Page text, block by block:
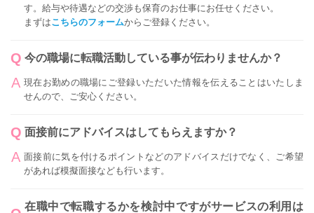
す。給与や待遇などの交渉も保育のお仕事にお任せください。
まずはこちらのフォームからご登録ください。
今の職場に転職活動している事が伝わりませんか？
現在お勤めの職場にご登録いただいた情報を伝えることはいたしま
せんので、ご安心ください。
面接前にアドバイスはしてもらえますか？
面接前に気を付けるポイントなどのアドバイスだけでなく、ご希望
があれば模擬面接なども行います。
在職中で転職するかを検討中ですがサービスの利用は